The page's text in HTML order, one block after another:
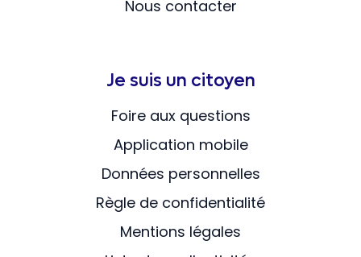
Nous contacter
Je suis un citoyen
Foire aux questions
Application mobile
Données personnelles
Règle de confidentialité
Mentions légales